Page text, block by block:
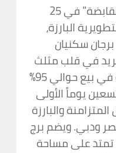
وكشفت شركة "بن غاطي القابضة" في 25
البارزة،
02"، وهما برجان سكنيان
في قلب مثلث
قرية جميرا. ونجحت الشركة في بيع حوالي 95%
يوماً الأولى
والبارزة
ودبي. ويضم برج
سكنية تمتد على مساحة